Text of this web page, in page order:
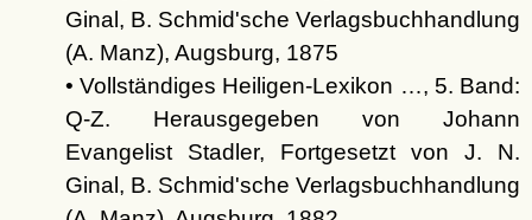
Ginal, B. Schmid'sche Verlagsbuchhandlung
(A. Manz), Augsburg, 1875
• Vollständiges Heiligen-Lexikon …, 5. Band:
Q-Z. Herausgegeben von Johann
Evangelist Stadler, Fortgesetzt von J. N.
Ginal, B. Schmid'sche Verlagsbuchhandlung